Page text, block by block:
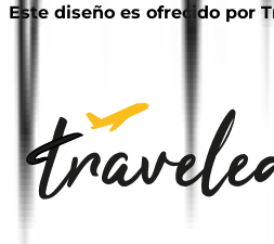
Este diseño es ofrecido por